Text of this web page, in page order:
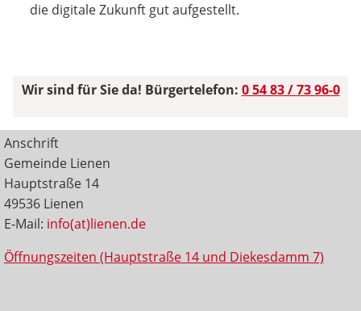
die digitale Zukunft gut aufgestellt.
Wir sind für Sie da! Bürgertelefon: 0 54 83 / 73 96-0
Anschrift
Gemeinde Lienen
Hauptstraße 14
49536 Lienen
E-Mail: info(at)lienen.de
Öffnungszeiten (Hauptstraße 14 und Diekesdamm 7)